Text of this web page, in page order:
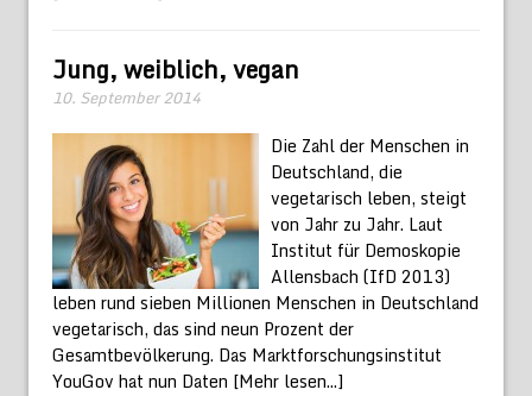
Jung, weiblich, vegan
10. September 2014
Die Zahl der Menschen in
Deutschland, die
vegetarisch leben, steigt
von Jahr zu Jahr. Laut
Institut für Demoskopie
Allensbach (IfD 2013)
leben rund sieben Millionen Menschen in Deutschland
vegetarisch, das sind neun Prozent der
Gesamtbevölkerung. Das Marktforschungsinstitut
YouGov hat nun Daten [Mehr lesen...]